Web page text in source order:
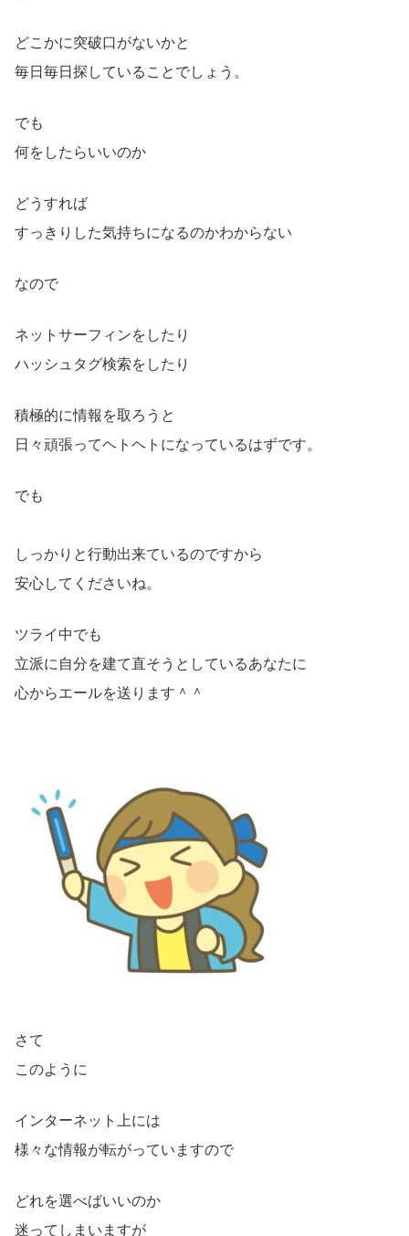
どこかに突破口がないかと
毎日毎日探していることでしょう。
でも
何をしたらいいのか
どうすれば
すっきりした気持ちになるのかわからない
なので
ネットサーフィンをしたり
ハッシュタグ検索をしたり
積極的に情報を取ろうと
日々頑張ってヘトヘトになっているはずです。
でも
しっかりと行動出来ているのですから
安心してくださいね。
ツライ中でも
立派に自分を建て直そうとしているあなたに
心からエールを送ります＾＾
さて
このように
インターネット上には
様々な情報が転がっていますので
どれを選べばいいのか
迷ってしまいますが